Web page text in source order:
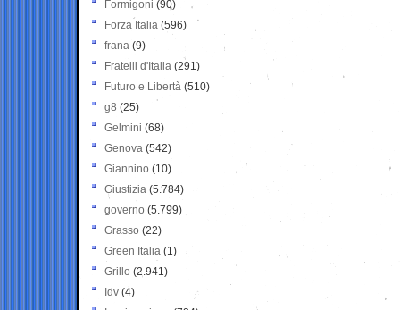
Formigoni (90)
Forza Italia (596)
frana (9)
Fratelli d'Italia (291)
Futuro e Libertà (510)
g8 (25)
Gelmini (68)
Genova (542)
Giannino (10)
Giustizia (5.784)
governo (5.799)
Grasso (22)
Green Italia (1)
Grillo (2.941)
Idv (4)